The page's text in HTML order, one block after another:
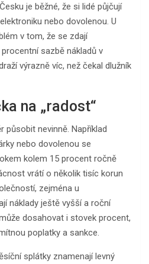
je běžné, že si lidé půjčují
nebo dovolenou. U
v tom, že se zdají
sazbě nákladů v
výrazně víc, než čekal dlužník
na „radost“
působit nevinně. Například
nebo dovolenou se
kolem 15 procent ročně
vrátí o několik tisíc korun
zejména u
náklady ještě vyšší a roční
dosahovat i stovek procent,
poplatky a sankce.
splátky znamenají levný